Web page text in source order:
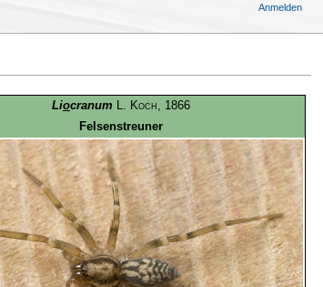
Liocranum L. Koch, 1866
Felsenstreuner
Anmelden